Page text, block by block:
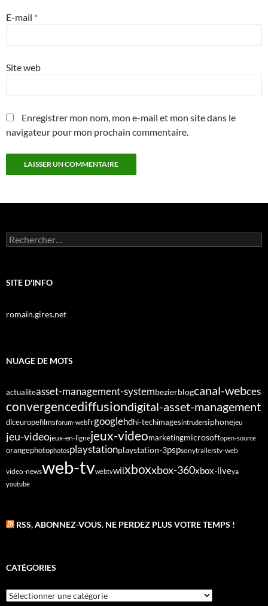
E-mail *
Site web
Enregistrer mon nom, mon e-mail et mon site dans le
navigateur pour mon prochain commentaire.
Rechercher :
SITE D'INFO
romain.gires.net
NUAGE DE MOTS
actualiteasset-management-systembezierblogcanal-webces
convergencediffusiondigital-asset-management
dlceuropefilmsforum-webfrgooglehdhi-techimagesintrudersiphonejeu
jeu-videojeux-en-lignejeux-videomarketingmicrosoftopen-source
orangephotophotosplaystationplaystation-3pspsonytrailerstv-web
video-newsweb-tvwebtvwiixboxxbox-360xbox-liveya
youtube
RSS, ABONNEZ-VOUS. NE PERDEZ PLUS VOTRE TEMPS !
CATÉGORIES
Catégories